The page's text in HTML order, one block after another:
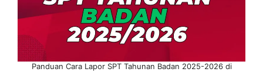
Panduan Cara Lapor SPT Tahunan Badan 2025-2026 di